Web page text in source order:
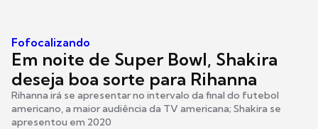
Fofocalizando
Em noite de Super Bowl, Shakira
deseja boa sorte para Rihanna
Rihanna irá se apresentar no intervalo da final do futebol
americano, a maior audiência da TV americana; Shakira se
apresentou em 2020